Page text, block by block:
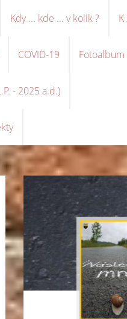
Kdy ... kde ... v kolik ?
COVID-19 Fotoalbum
- 2025 a.d.)